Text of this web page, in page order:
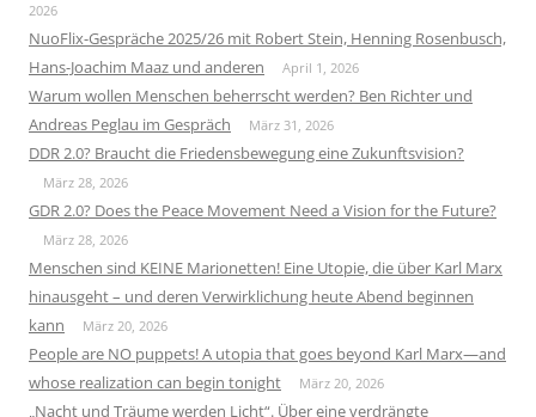
2026
NuoFlix-Gespräche 2025/26 mit Robert Stein, Henning Rosenbusch,
Hans-Joachim Maaz und anderen
April 1, 2026
Warum wollen Menschen beherrscht werden? Ben Richter und
Andreas Peglau im Gespräch
März 31, 2026
DDR 2.0? Braucht die Friedensbewegung eine Zukunftsvision?
März 28, 2026
GDR 2.0? Does the Peace Movement Need a Vision for the Future?
März 28, 2026
Menschen sind KEINE Marionetten! Eine Utopie, die über Karl Marx
hinausgeht – und deren Verwirklichung heute Abend beginnen
kann
März 20, 2026
People are NO puppets! A utopia that goes beyond Karl Marx—and
whose realization can begin tonight
März 20, 2026
„Nacht und Träume werden Licht“. Über eine verdrängte